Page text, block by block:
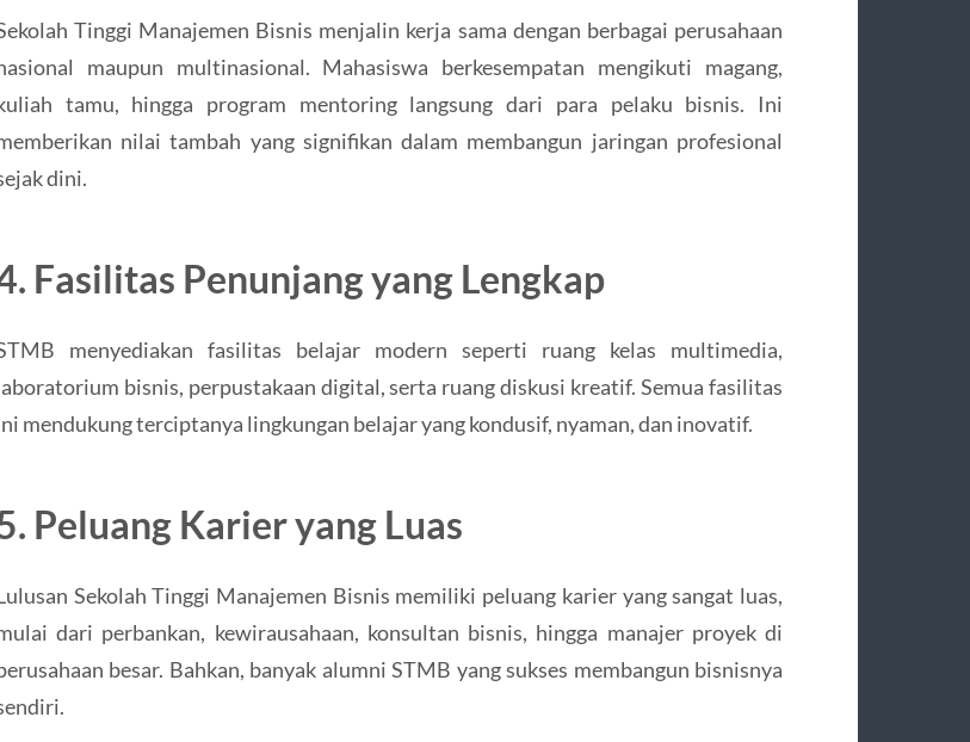
Tinggi Manajemen Bisnis menjalin kerja sama dengan berbagai perusahaan
maupun multinasional. Mahasiswa berkesempatan mengikuti magang,
tamu, hingga program mentoring langsung dari para pelaku bisnis. Ini
nilai tambah yang signifikan dalam membangun jaringan profesional
dini.
Fasilitas Penunjang yang Lengkap
menyediakan fasilitas belajar modern seperti ruang kelas multimedia,
bisnis, perpustakaan digital, serta ruang diskusi kreatif. Semua fasilitas
mendukung terciptanya lingkungan belajar yang kondusif, nyaman, dan inovatif.
Peluang Karier yang Luas
Sekolah Tinggi Manajemen Bisnis memiliki peluang karier yang sangat luas,
dari perbankan, kewirausahaan, konsultan bisnis, hingga manajer proyek di
besar. Bahkan, banyak alumni STMB yang sukses membangun bisnisnya